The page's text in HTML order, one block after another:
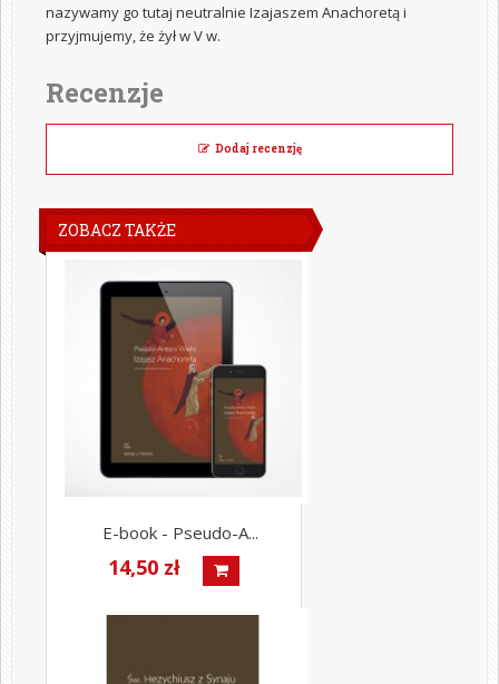
nazywamy go tutaj neutralnie Izajaszem Anachoretą i
przyjmujemy, że żył w V w.
Recenzje
Dodaj recenzję
ZOBACZ TAKŻE
E-book - Pseudo-A...
14,50 zł